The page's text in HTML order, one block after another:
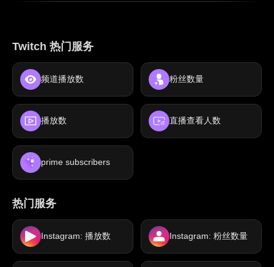
Twitch 热门服务
频道播放数 粉丝数量
播放数 直播查看人数
prime subscribers
热门服务
Instagram: 播放数 Instagram: 粉丝数量